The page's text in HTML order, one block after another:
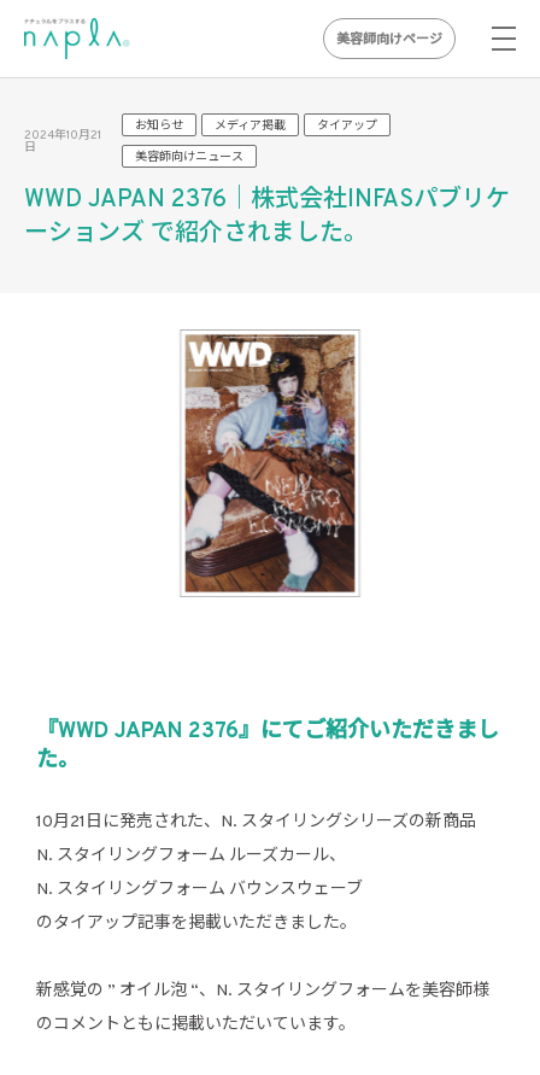
content
美容師向けページ
2024年10月21
日
お知らせ メディア掲載
タイアップ
美容師向けニュース
WWD JAPAN 2376｜株式会社INFASパブリケ
ーションズ で紹介されました。
『WWD JAPAN 2376』にてご紹介いただきまし
た。
10月21日に発売された、N. スタイリングシリーズの新商品
N. スタイリングフォーム ルーズカール、
N. スタイリングフォーム バウンスウェーブ
のタイアップ記事を掲載いただきました。
新感覚の ” オイル泡 “、N. スタイリングフォームを美容師様
のコメントともに掲載いただいています。